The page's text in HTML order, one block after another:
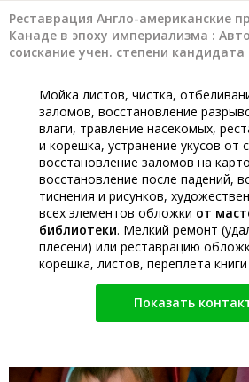
Реставрация Англо-американские
Канаде в эпоху империализма :
соискание учен. степени кандидата
Мойка листов, чистка,
заломов, восстановление
влаги, травление насекомых,
и корешка, устранение укусов от
восстановление заломов на
восстановление после падений,
тиснения и рисунков,
всех элементов обложки от
библиотеки. Мелкий ремонт
плесени) или реставрацию
корешка, листов, переплета книги
Показать